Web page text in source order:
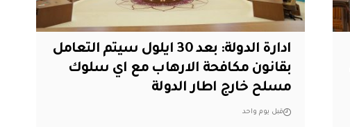
ادارة الدولة: بعد 30 ايلول سيتم التعامل
بقانون مكافحة الارهاب مع اي سلوك
مسلح خارج اطار الدولة
قبل يوم واحد